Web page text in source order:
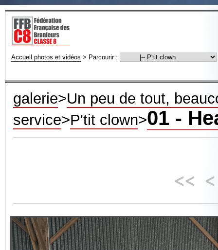
Accueil photos et vidéos > Parcourir :
galerie>Un peu de tout,
service>P'tit clown>01 -
<< <